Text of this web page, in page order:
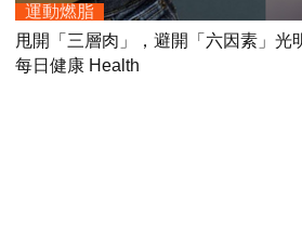
運動燃脂
甩開「三層肉」，避開「六因素」光
每日健康 Health